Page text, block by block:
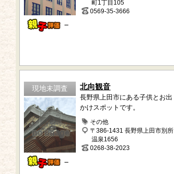
－
町1丁目105
0569-35-3666
現地未調査
－
北向観音
長野県上田市にある子供とお出
かけスポットです。
その他
〒386-1431 長野県上田市別所
温泉1656
0268-38-2023